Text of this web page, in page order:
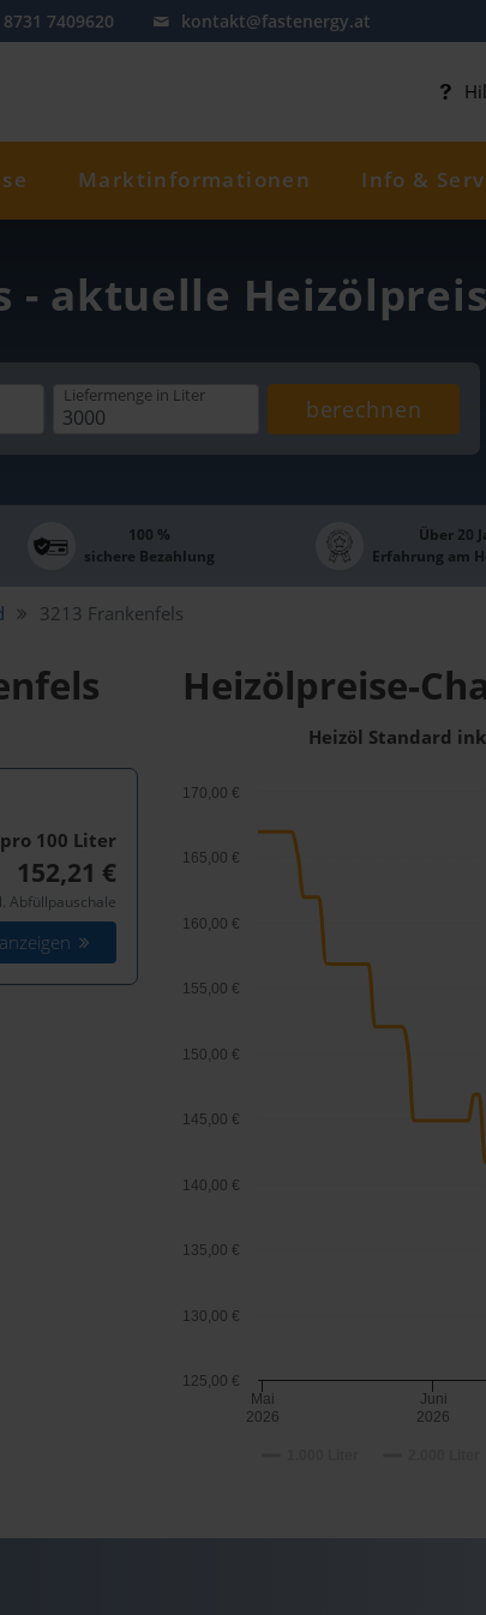
8731 7409620 kontakt@fastenergy.at
Marktinformationen Info &
- aktuelle
Liefermenge in Liter berechnen
100 %
sichere Bezahlung
Über 20
Erfahrung am
3213 Frankenfels
100 Liter
152,21 €
Abfüllpauschale
anzeigen
Heizölpreise-
Heizöl Standard
Mai
2026
Juni
2026
125,00 €
130,00 €
135,00 €
140,00 €
145,00 €
150,00 €
155,00 €
160,00 €
165,00 €
170,00 €